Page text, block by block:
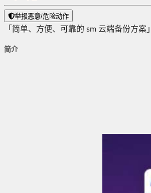
举报恶意/危险动作
「简单、方便、可靠的 sm 云端备份方案」
简介